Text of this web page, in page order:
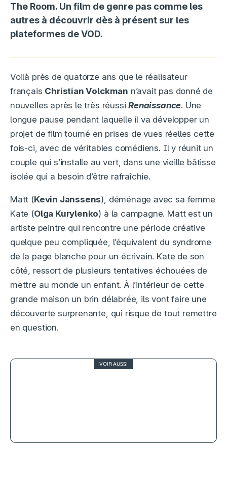
The Room. Un film de genre pas comme les
autres à découvrir dès à présent sur les
plateformes de VOD.
Voilà près de quatorze ans que le réalisateur
français Christian Volckman n’avait pas donné de
nouvelles après le très réussiRenaissance. Une
longue pause pendant laquelle il va développer un
projet de film tourné en prises de vues réelles cette
fois-ci, avec de véritables comédiens. Il y réunit un
couple qui s’installe au vert, dans une vieille bâtisse
isolée qui a besoin d’être rafraîchie.
Matt (Kevin Janssens), déménage avec sa femme
Kate (Olga Kurylenko) à la campagne. Matt est un
artiste peintre qui rencontre une période créative
quelque peu compliquée, l’équivalent du syndrome
de la page blanche pour un écrivain. Kate de son
côté, ressort de plusieurs tentatives échouées de
mettre au monde un enfant. À l’intérieur de cette
grande maison un brin délabrée, ils vont faire une
découverte surprenante, qui risque de tout remettre
en question.
VOIR AUSSI